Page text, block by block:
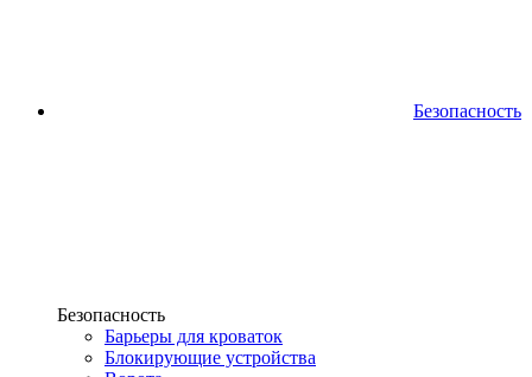
Безопасность
Безопасность
Барьеры для кроваток
Блокирующие устройства